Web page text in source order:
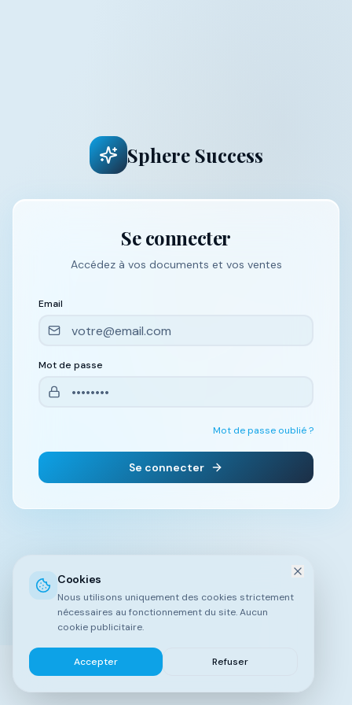
Sphere Success
Se connecter
Accédez à vos documents et vos ventes
Email
Mot de passe
Mot de passe oublié ?
Se connecter
Cookies
Nous utilisons uniquement des cookies strictement
nécessaires au fonctionnement du site. Aucun
cookie publicitaire.
Accepter Refuser